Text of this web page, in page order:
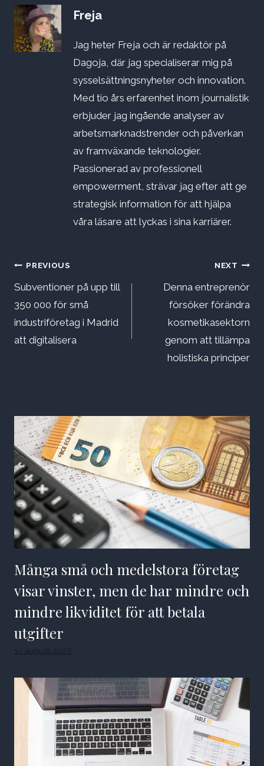
Freja
Jag heter Freja och är redaktör på
Dagoja, där jag specialiserar mig på
sysselsättningsnyheter och innovation.
Med tio års erfarenhet inom journalistik
erbjuder jag ingående analyser av
arbetsmarknadstrender och påverkan
av framväxande teknologier.
Passionerad av professionell
empowerment, strävar jag efter att ge
strategisk information för att hjälpa
våra läsare att lyckas i sina karriärer.
Inläggsnavigering
PREVIOUS
Subventioner på upp till
350 000 för små
industriföretag i Madrid
att digitalisera
NEXT
Denna entreprenör
försöker förändra
kosmetikasektorn
genom att tillämpa
holistiska principer
Många små och medelstora företag
visar vinster, men de har mindre och
mindre likviditet för att betala
utgifter
10 augusti 2026